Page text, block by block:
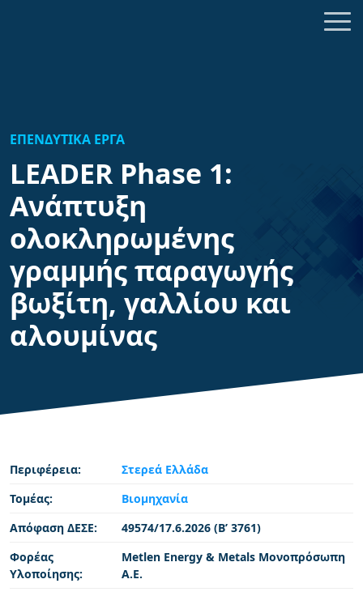
ΕΠΕΝΔΥΤΙΚΑ ΕΡΓΑ
LEADER Phase 1:
Ανάπτυξη
ολοκληρωμένης
γραμμής παραγωγής
βωξίτη, γαλλίου και
αλουμίνας
Περιφέρεια:
Στερεά Ελλάδα
Τομέας:
Βιομηχανία
Απόφαση ΔΕΣΕ:
49574/17.6.2026 (Β’ 3761)
Φορέας
Υλοποίησης:
Metlen Energy & Metals Μονοπρόσωπη
A.E.